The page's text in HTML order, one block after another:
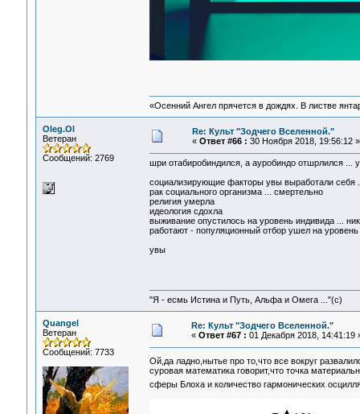
«Осенний Ангел прячется в дождях. В листве
Oleg.Ol
Ветеран
Сообщений: 2769
Re: Культ "Зодчего Вселенной."
« Ответ #66 : 30 Ноября 2018, 19:56:12 »
шри отабиробиндился, а ауробиндо отшрлился ...
социализирующие факторы увы выработали себя
рак социального организма ... смертельно
религия умерла
идеология сдохла
выживание опустилось на уровень индивида ...
работают - популяционный отбор ушел на
увы
"Я - есмь Истина и Путь, Альфа и Омега ..."(с)
Quangel
Ветеран
Сообщений: 7733
Re: Культ "Зодчего Вселенной."
« Ответ #67 : 01 Декабря 2018, 14:41:19
Ой,да ладно,нытье про то,что все вокруг
суровая математика говорит,что точка
сферы Блоха и количество гармонических